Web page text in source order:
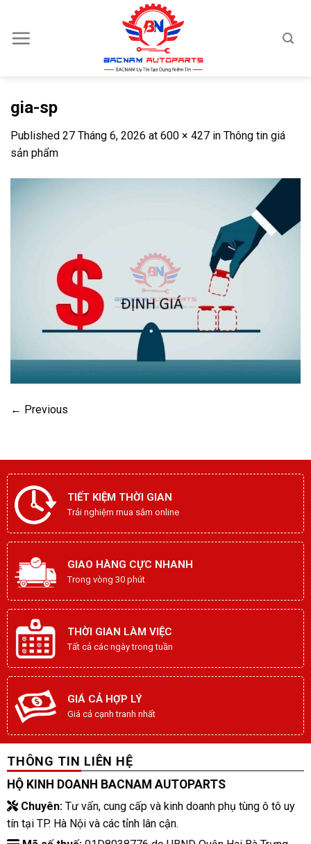
content
gia-sp
Published 27 Tháng 6, 2026 at 600 × 427 in Thông tin giá
sản phẩm
← Previous
TIẾT KIỆM THỜI GIAN
Trải nghiệm mua sắm online
GIAO HÀNG CỰC NHANH
Trong vòng 30 phút
THỜI GIAN LÀM VIỆC
Tất cả các ngày trong tuần
GIÁ CẢ HỢP LÝ
Giá cả cạnh tranh nhất
THÔNG TIN LIÊN HỆ
HỘ KINH DOANH BACNAM AUTOPARTS
Chuyên:Tư vấn, cung cấp và kinh doanh phụ tùng ô tô uy
tín tại TP. Hà Nội và các tỉnh lân cận.